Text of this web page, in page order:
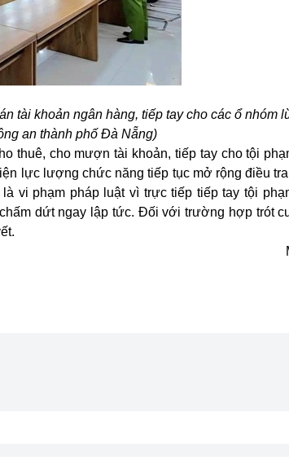
tài khoản ngân hàng, tiếp tay cho các ổ nhóm
an thành phố Đà Nẵng)
thuê, cho mượn tài khoản, tiếp tay cho tội
lực lượng chức năng tiếp tục mở rộng điều
vi phạm pháp luật vì trực tiếp tiếp tay tội
dứt ngay lập tức. Đối với trường hợp trót